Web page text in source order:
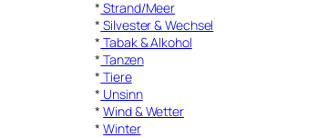
* Strand/Meer
* Silvester & Wechsel
* Tabak & Alkohol
* Tanzen
* Tiere
* Unsinn
*Wind & Wetter
*Winter